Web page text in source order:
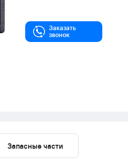
Заказать
звонок
Запасные части